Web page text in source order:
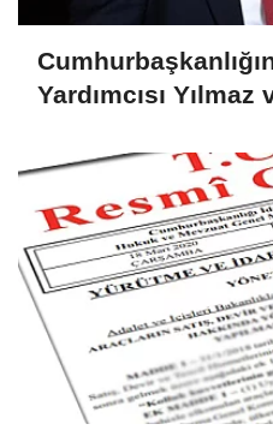
Yardımcısı